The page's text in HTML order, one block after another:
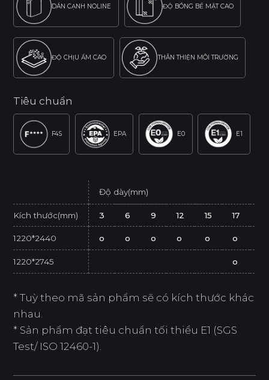
DÁN CẠNH NOLINE ĐỘ BÓNG BỀ MẶT CAO
ĐỘ CHỊU ẨM CAO THÂN THIỆN MÔI TRƯỜNG
Tiêu chuẩn
F4S EPA E0 E1
Độ dày(mm)
Kích thước(mm) 3 6 9 12 15 17
1220*2440 o o o o o o
1220*2745 o
* Tuỳ theo mã sản phẩm sẽ có kích thước khác
nhau.
* Sản phẩm đạt tiêu chuẩn tối thiểu E1 (SGS
Test/ ISO 12460-1).